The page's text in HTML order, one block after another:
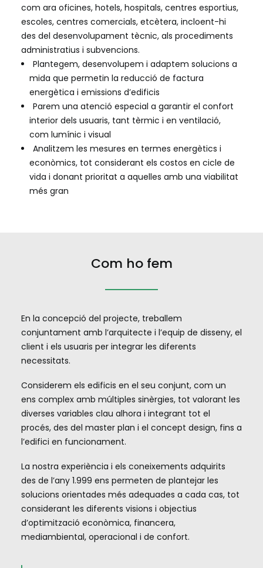
com ara oficines, hotels, hospitals, centres esportius,
escoles, centres comercials, etcètera, incloent-hi
des del desenvolupament tècnic, als procediments
administratius i subvencions.
Plantegem, desenvolupem i adaptem solucions a
mida que permetin la reducció de factura
energètica i emissions d’edificis
Parem una atenció especial a garantir el confort
interior dels usuaris, tant tèrmic i en ventilació,
com lumínic i visual
Analitzem les mesures en termes energètics i
econòmics, tot considerant els costos en cicle de
vida i donant prioritat a aquelles amb una viabilitat
més gran
Com ho fem
En la concepció del projecte, treballem
conjuntament amb l’arquitecte i l’equip de disseny, el
client i els usuaris per integrar les diferents
necessitats.
Considerem els edificis en el seu conjunt, com un
ens complex amb múltiples sinèrgies, tot valorant les
diverses variables clau alhora i integrant tot el
procés, des del master plan i el concept design, fins a
l’edifici en funcionament.
La nostra experiència i els coneixements adquirits
des de l’any 1.999 ens permeten de plantejar les
solucions orientades més adequades a cada cas, tot
considerant les diferents visions i objectius
d’optimització econòmica, financera,
mediambiental, operacional i de confort.